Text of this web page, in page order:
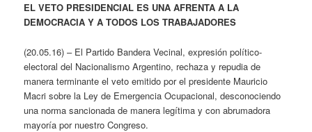
EL VETO PRESIDENCIAL ES UNA AFRENTA A LA
DEMOCRACIA Y A TODOS LOS TRABAJADORES
(20.05.16) – El Partido Bandera Vecinal, expresión político-
electoral del Nacionalismo Argentino, rechaza y repudia de
manera terminante el veto emitido por el presidente Mauricio
Macri sobre la Ley de Emergencia Ocupacional, desconociendo
una norma sancionada de manera legítima y con abrumadora
mayoría por nuestro Congreso.